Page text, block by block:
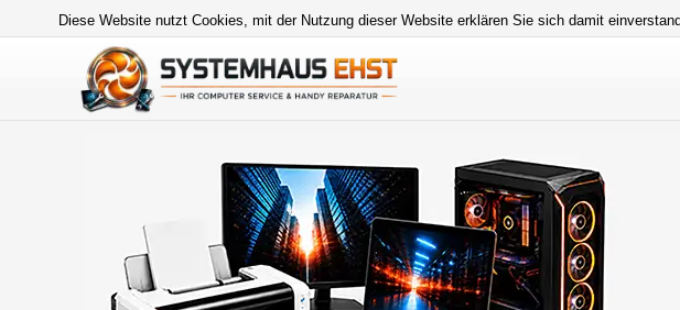
Diese Website nutzt Cookies, mit der Nutzung dieser Website erklären Sie sich damit